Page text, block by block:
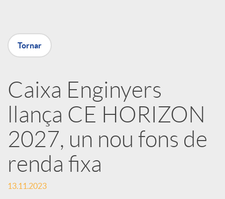
t
i
r
a
X
Tornar
Caixa Enginyers
llança CE HORIZON
2027, un nou fons de
renda fixa
13.11.2023